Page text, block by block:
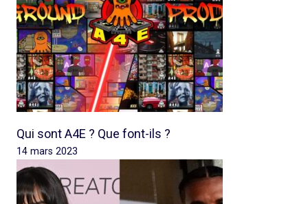
Qui sont A4E ? Que font-ils ?
14 mars 2023